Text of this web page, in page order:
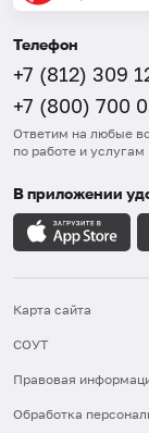
Телефон
+7 (812) 309
+7 (800) 700
Ответим на любые
по работе и услугам
В приложении
Карта сайта
СОУТ
Правовая
Обработка